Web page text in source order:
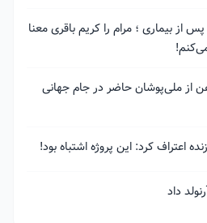
از بیماری ؛ مرام را کریم باقری معنا
ملی‌پوشان حاضر در جام جهانی
اعتراف کرد: این پروژه اشتباه بود!
داد